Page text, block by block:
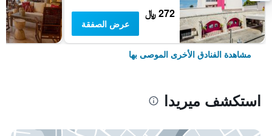
272 ﷼
عرض الصفقة
مشاهدة الفنادق الأخرى الموصى بها
استكشف ميريدا